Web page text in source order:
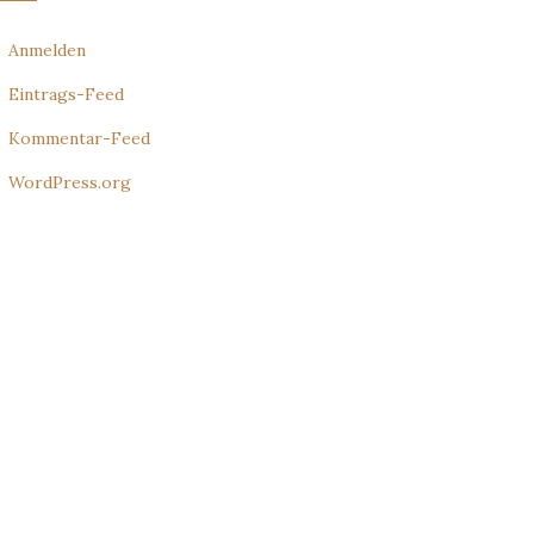
Anmelden
Eintrags-Feed
Kommentar-Feed
WordPress.org